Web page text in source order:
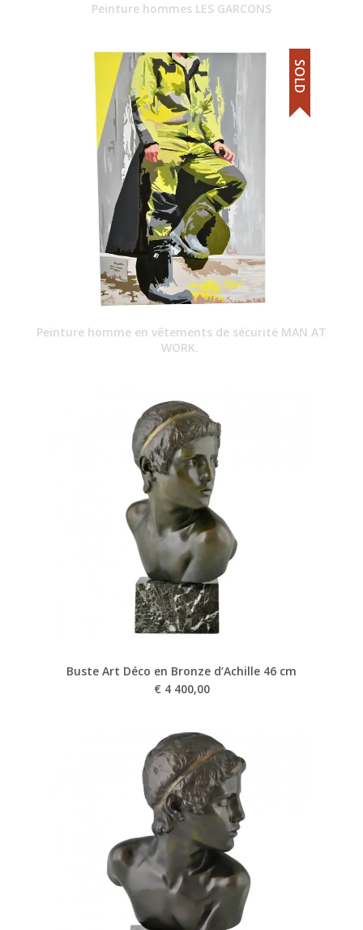
Peinture hommes LES GARCONS
Peinture homme en vêtements de sécurité MAN AT
WORK.
SOLD
Buste Art Déco en Bronze d’Achille 46 cm
€ 4 400,00